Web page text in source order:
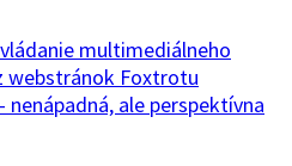
multimediálneho
webstránok Foxtrotu
nenápadná, ale perspektívna